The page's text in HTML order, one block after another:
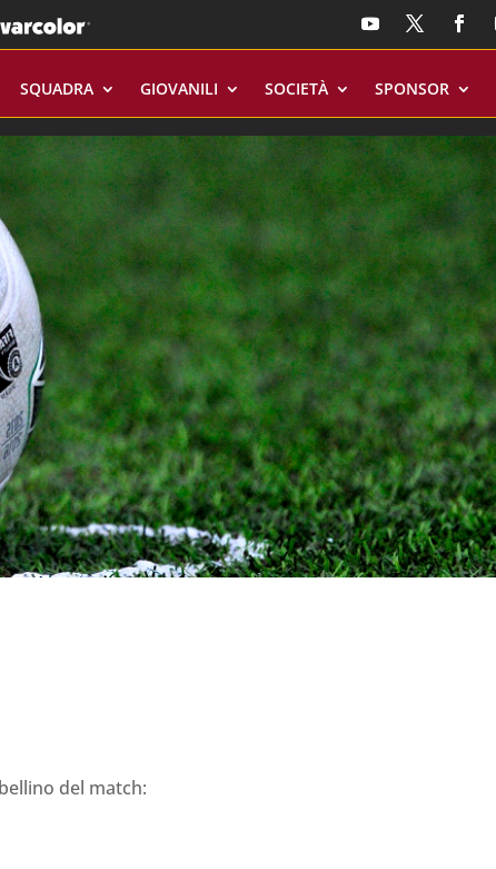
SQUADRA GIOVANILI SOCIETÀ SPONSOR
del match: